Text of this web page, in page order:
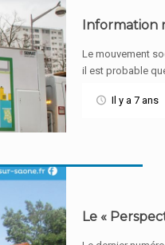
Information
Le mouvement
il est probable
Il y a 7 ans
Le «